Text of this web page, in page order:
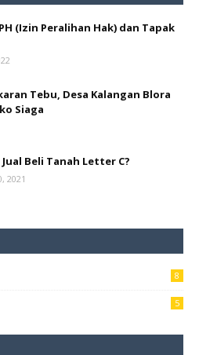
(Izin Peralihan Hak) dan Tapak
Tebu, Desa Kalangan Blora
Siaga
Beli Tanah Letter C?
2021
8
5